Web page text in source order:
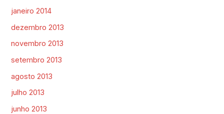
janeiro 2014
dezembro 2013
novembro 2013
setembro 2013
agosto 2013
julho 2013
junho 2013